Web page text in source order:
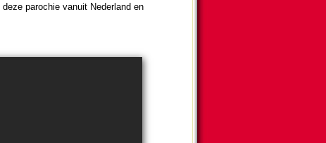
pa­ro­chie vanuit Neder­land en